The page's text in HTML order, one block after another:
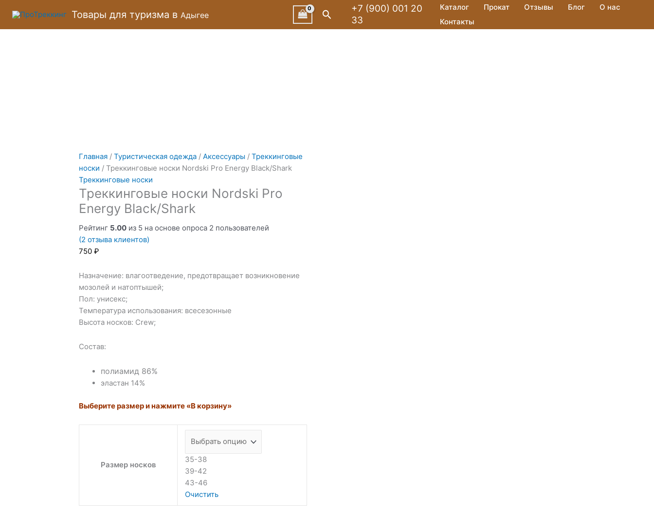
содержимому
Товары для туризма в Адыгее Поиск +7 (900) 001 20
33
Каталог Прокат Отзывы Блог
О нас
Контакты
Главная / Туристическая одежда / Аксессуары / Треккинговые
носки / Треккинговые носки Nordski Pro Energy Black/Shark
Треккинговые носки
Треккинговые носки Nordski Pro
Energy Black/Shark
Рейтинг 5.00 из 5 на основе опроса 2 пользователей
(2 отзыва клиентов)
750 ₽
Назначение: влагоотведение, предотвращает возникновение
мозолей и натоптышей;
Пол: унисекс;
Температура использования: всесезонные
Высота носков: Crew;
Состав:
полиамид 86%
эластан 14%
Выберите размер и нажмите «В корзину»
Размер носков
35-38
39-42
43-46
Очистить
товара
Треккинговые